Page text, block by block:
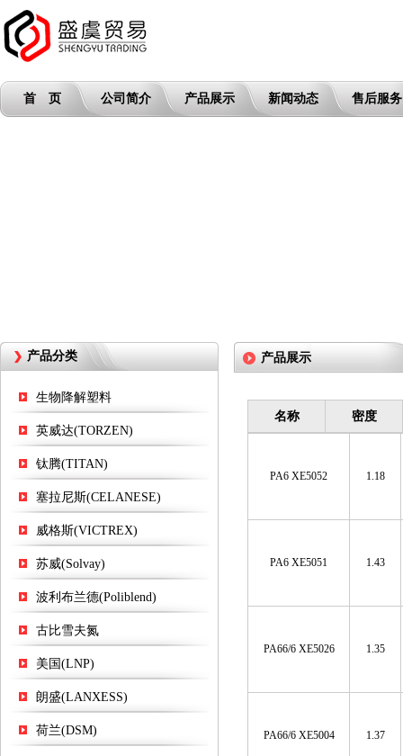
首 页 公司简介 产品展示 新闻动态 售后服务
产品分类
生物降解塑料
英威达(TORZEN)
钛腾(TITAN)
塞拉尼斯(CELANESE)
威格斯(VICTREX)
苏威(Solvay)
波利布兰德(Poliblend)
古比雪夫氮
美国(LNP)
朗盛(LANXESS)
荷兰(DSM)
产品展示
名称 密度
PA6 XE5052 1.18
PA6 XE5051 1.43
PA66/6 XE5026 1.35
PA66/6 XE5004 1.37